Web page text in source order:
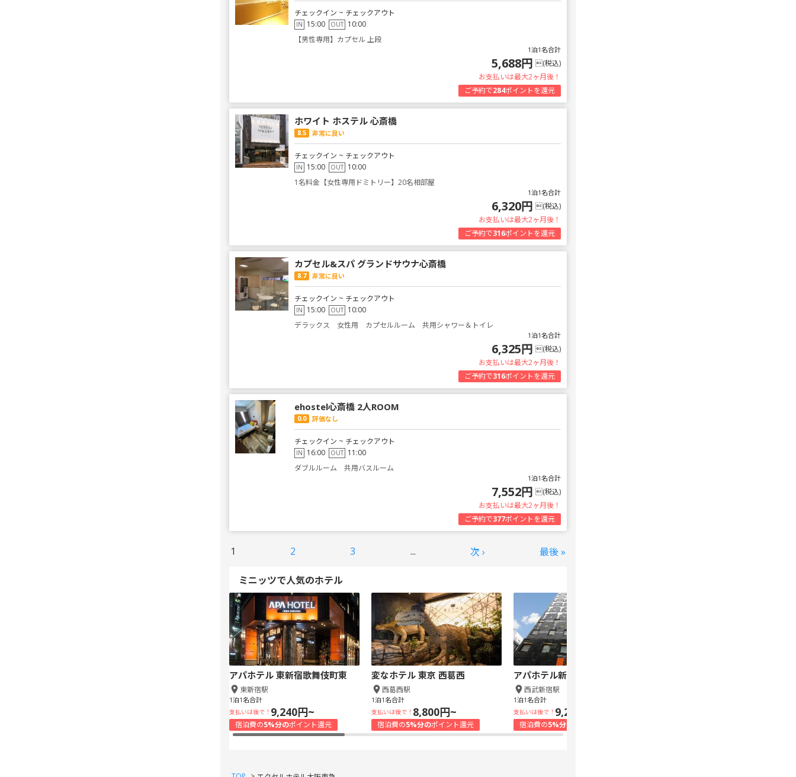
チェックイン ~ チェックアウト
IN 15:00 OUT 10:00
【男性専用】カプセル 上段
1泊1名合計
5,688円 (税込)
お支払いは最大2ヶ月後！
ご予約で284ポイントを還元
ホワイト ホステル 心斎橋
8.5 非常に良い
チェックイン ~ チェックアウト
IN 15:00 OUT 10:00
1名料金【女性専用ドミトリー】20名相部屋
1泊1名合計
6,320円 (税込)
お支払いは最大2ヶ月後！
ご予約で316ポイントを還元
カプセル&スパ グランドサウナ心斎橋
8.7 非常に良い
チェックイン ~ チェックアウト
IN 15:00 OUT 10:00
デラックス 女性用 カプセルルーム 共用シャワー＆トイレ
1泊1名合計
6,325円 (税込)
お支払いは最大2ヶ月後！
ご予約で316ポイントを還元
ehostel心斎橋 2人ROOM
0.0 評価なし
チェックイン ~ チェックアウト
IN 16:00 OUT 11:00
ダブルルーム 共用バスルーム
1泊1名合計
7,552円 (税込)
お支払いは最大2ヶ月後！
ご予約で377ポイントを還元
1 2 3 ... 次 › 最後 »
ミニッツで人気のホテル
アパホテル 東新宿歌舞伎町東
東新宿駅
1泊1名合計
支払いは後で！ 9,240円~
宿泊費の5%分のポイント還元
変なホテル 東京 西葛西
西葛西駅
1泊1名合計
支払いは後で！ 8,800円~
宿泊費の5%分のポイント還元
アパホテル新宿 歌舞伎町中央
西武新宿駅
1泊1名合計
支払いは後で！ 9,240円~
宿泊費の5%分の